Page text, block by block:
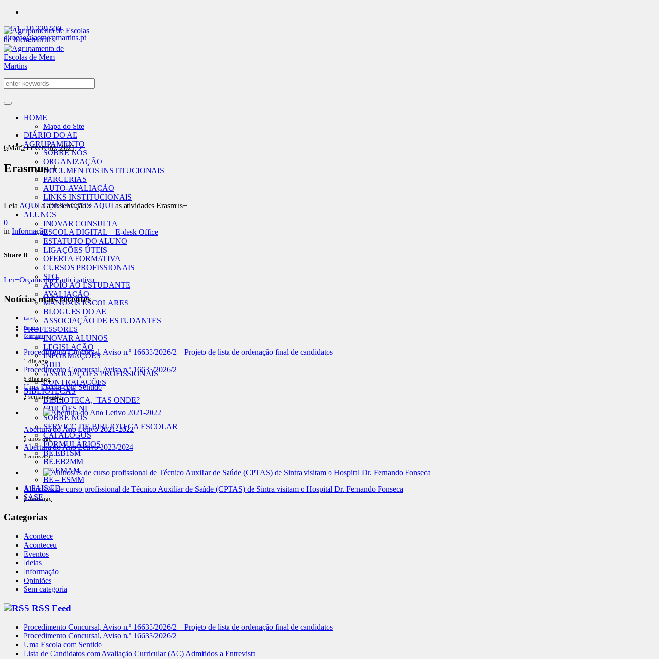
+351 219 229 500
direcao@aememmartins.pt
HOME
Mapa do Site
DIÁRIO DO AE
AGRUPAMENTO
SOBRE NÓS
ORGANIZAÇÃO
DOCUMENTOS INSTITUCIONAIS
PARCERIAS
AUTO-AVALIAÇÃO
LINKS INSTITUCIONAIS
CONTACTOS
ALUNOS
INOVAR CONSULTA
ESCOLA DIGITAL – E-desk Office
ESTATUTO DO ALUNO
LIGAÇÕES ÚTEIS
OFERTA FORMATIVA
CURSOS PROFISSIONAIS
SPO
APOIO AO ESTUDANTE
AVALIAÇÃO
MANUAIS ESCOLARES
BLOGUES DO AE
ASSOCIAÇÃO DE ESTUDANTES
PROFESSORES
INOVAR ALUNOS
LEGISLAÇÃO
INFORMAÇÕES
ADD
ASSOCIAÇÕES PROFISSIONAIS
CONTRATAÇÕES
BIBLIOTECAS
BIBLIOTECA, ´TAS ONDE?
EDIÇÕES NL
SOBRE NÓS
SERVIÇO DE BIBLIOTECA ESCOLAR
CATÁLOGOS
FORMULÁRIOS
BE.EB1SM
BE.EB2MM
BE.EMAM
BE – ESMM
A.PAIS/EE
SASE
6Mar5 Fevereiro, 2021
Erasmus +
Leia AQUI a apresentação e AQUI ​ as atividades Erasmus+
0
in Informação
Share It
Ler+Orçamento Participativo
Notícias mais recentes
Latest
Popular
Comments
Procedimento Concursal, Aviso n.º 16633/2026/2 – Projeto de lista de ordenação final de candidatos
1 dia ago
Procedimento Concursal, Aviso n.º 16633/2026/2
5 dias ago
Uma Escola com Sentido
2 semanas ago
Abertura do Ano Letivo 2021-2022
5 anos ago
Abertura do Ano Letivo 2023/2024
3 anos ago
Alunos/as de curso profissional de Técnico Auxiliar de Saúde (CPTAS) de Sintra visitam o Hospital Dr. Fernando Fonseca
3 anos ago
Categorias
Acontece
Aconteceu
Eventos
Ideias
Informação
Opiniões
Sem categoria
RSS Feed
Procedimento Concursal, Aviso n.º 16633/2026/2 – Projeto de lista de ordenação final de candidatos
Procedimento Concursal, Aviso n.º 16633/2026/2
Uma Escola com Sentido
Lista de Candidatos com Avaliação Curricular (AC) Admitidos a Entrevista